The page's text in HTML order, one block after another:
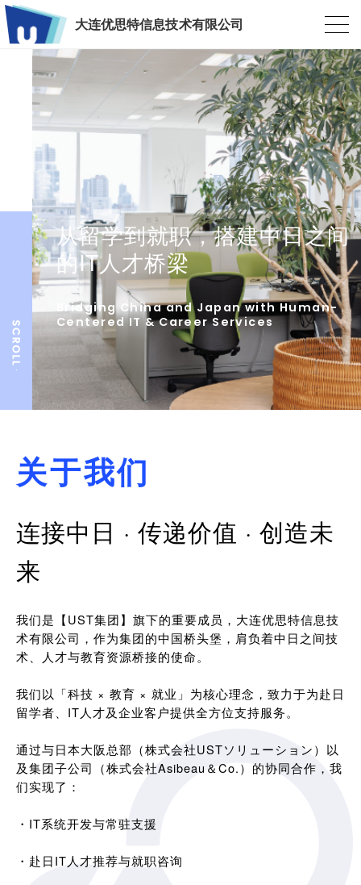
大连优思特信息技术有限公司
从留学到就职，搭建中日之间
的IT人才桥梁
Bridging China and Japan with Human-
Centered IT & Career Services
关于我们
连接中日 · 传递价值 · 创造未
来
我们是【UST集团】旗下的重要成员，大连优思特信息技
术有限公司，作为集团的中国桥头堡，肩负着中日之间技
术、人才与教育资源桥接的使命。
我们以「科技 × 教育 × 就业」为核心理念，致力于为赴日
留学者、IT人才及企业客户提供全方位支持服务。
通过与日本大阪总部（株式会社USTソリューション）以
及集团子公司（株式会社Asibeau＆Co.）的协同合作，我
们实现了：
・IT系统开发与常驻支援
・赴日IT人才推荐与就职咨询